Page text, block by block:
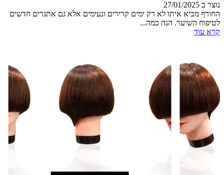
נוצר ב 27/01/2025
החורף מביא איתו לא רק ימים קרירים ונעימים אלא גם אתגרים חדשים
לטיפוח השיער. הנה כמה...
קרא עוד